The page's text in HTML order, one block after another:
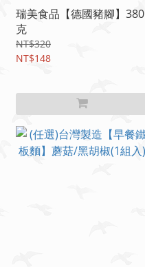
瑞美食品【德國豬腳】380
克
NT$320
NT$148